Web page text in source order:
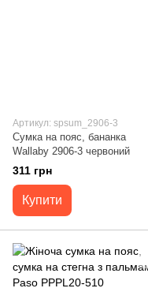
Артикул: spsum_2906-3
Сумка на пояс, бананка
Wallaby 2906-3 червоний
311 грн
Купити